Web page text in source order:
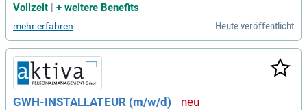
Vollzeit
+ weitere Benefits
mehr erfahren Heute veröffentlicht
GWH-INSTALLATEUR (m/w/d)